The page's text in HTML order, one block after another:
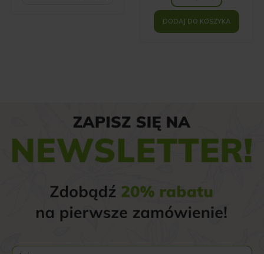
DODAJ DO KOSZYKA